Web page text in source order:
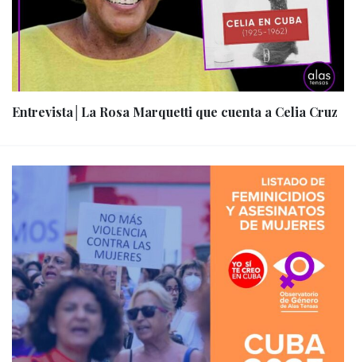
Entrevista│La Rosa Marquetti que cuenta a Celia Cruz